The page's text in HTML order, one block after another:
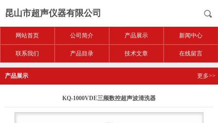
昆山市超声仪器有限公司
网站首页 公司简介 产品展示 新闻中心
联系我们 产品目录 技术文章 在线留言
产品展示 更多>>
KQ-1000VDE三频数控超声波清洗器